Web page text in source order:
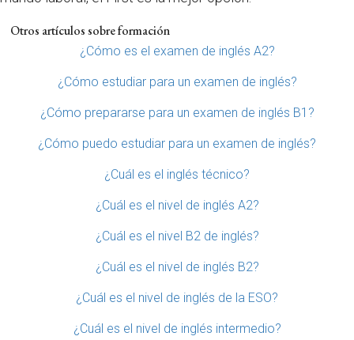
Otros artículos sobre formación
¿Cómo es el examen de inglés A2?
¿Cómo estudiar para un examen de inglés?
¿Cómo prepararse para un examen de inglés B1?
¿Cómo puedo estudiar para un examen de inglés?
¿Cuál es el inglés técnico?
¿Cuál es el nivel de inglés A2?
¿Cuál es el nivel B2 de inglés?
¿Cuál es el nivel de inglés B2?
¿Cuál es el nivel de inglés de la ESO?
¿Cuál es el nivel de inglés intermedio?